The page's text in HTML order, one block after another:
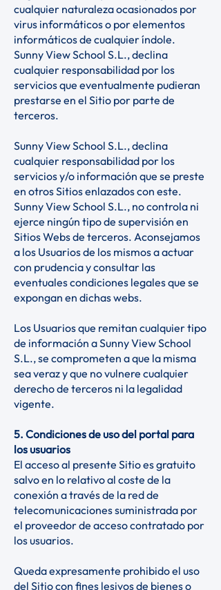
cualquier naturaleza ocasionados por
virus informáticos o por elementos
informáticos de cualquier índole.
Sunny View School S.L., declina
cualquier responsabilidad por los
servicios que eventualmente pudieran
prestarse en el Sitio por parte de
terceros.
Sunny View School S.L., declina
cualquier responsabilidad por los
servicios y/o información que se preste
en otros Sitios enlazados con este.
Sunny View School S.L., no controla ni
ejerce ningún tipo de supervisión en
Sitios Webs de terceros. Aconsejamos
a los Usuarios de los mismos a actuar
con prudencia y consultar las
eventuales condiciones legales que se
expongan en dichas webs.
Los Usuarios que remitan cualquier tipo
de información a Sunny View School
S.L., se comprometen a que la misma
sea veraz y que no vulnere cualquier
derecho de terceros ni la legalidad
vigente.
5. Condiciones de uso del portal para
los usuarios
El acceso al presente Sitio es gratuito
salvo en lo relativo al coste de la
conexión a través de la red de
telecomunicaciones suministrada por
el proveedor de acceso contratado por
los usuarios.
Queda expresamente prohibido el uso
del Sitio con fines lesivos de bienes o